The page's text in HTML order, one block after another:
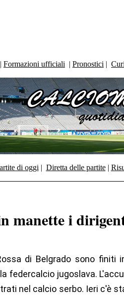
| Formazioni ufficiali | Pronostici |
di oggi | Diretta delle partite|
manette i
di Belgrado sono finiti
federcalcio jugoslava.
nel calcio serbo. Ieri c'è